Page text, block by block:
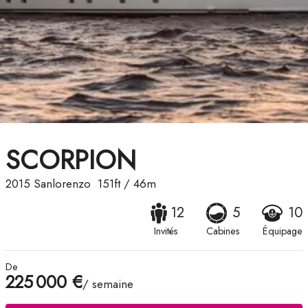
SCORPION
2015 Sanlorenzo 151ft/ 46m
12
Invités
5
Cabines
10
Équipage
De
225 000 €/ semaine